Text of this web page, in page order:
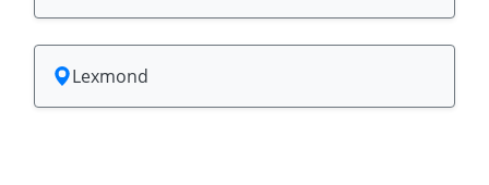
Lexmond